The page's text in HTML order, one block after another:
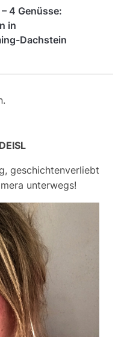
4 Genüsse:
in
Dachstein
geschichtenverliebt
unterwegs!